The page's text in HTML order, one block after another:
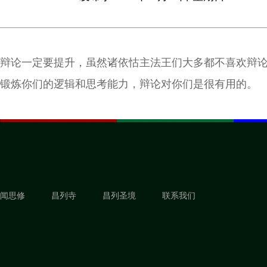
辩论一定要提升，虽然诸依怙主法王们大多都不喜欢辩
锻炼你们的逻辑和思考能力，辩论对你们是很有用的。
闻思修 昌列寺 昌列圣境 联系我们